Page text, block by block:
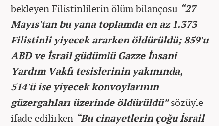
bekleyen Filistinlilerin ölüm bilançosu “27
Mayıs'tan bu yana toplamda en az 1.373
Filistinli yiyecek ararken öldürüldü; 859'u
ABD ve İsrail güdümlü Gazze İnsani
Yardım Vakfı tesislerinin yakınında,
514'ü ise yiyecek konvoylarının
güzergahları üzerinde öldürüldü”sözüyle
ifade edilirken “Bu cinayetlerin çoğu İsrail